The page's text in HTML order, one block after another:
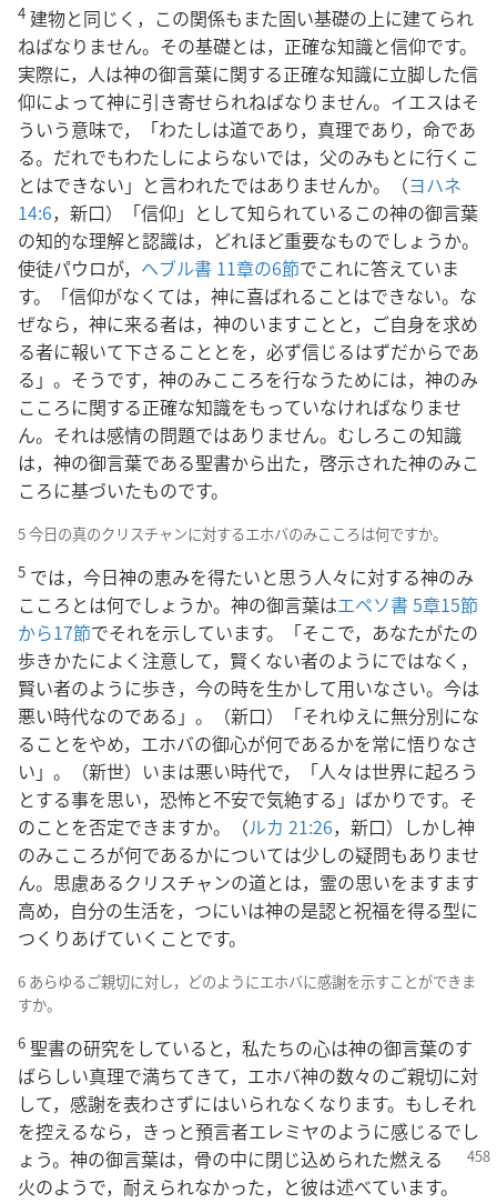
4 建物と同じく，この関係もまた固い基礎の上に建てられ
ねばなりません。その基礎とは，正確な知識と信仰です。
実際に，人は神の御言葉に関する正確な知識に立脚した信
仰によって神に引き寄せられねばなりません。イエスはそ
ういう意味で，「わたしは道であり，真理であり，命であ
る。だれでもわたしによらないでは，父のみもとに行くこ
とはできない」と言われたではありませんか。（ヨハネ
14:6，新口）「信仰」として知られているこの神の御言葉
の知的な理解と認識は，どれほど重要なものでしょうか。
使徒パウロが， ヘブル書 11章の6節でこれに答えていま
す。「信仰がなくては，神に喜ばれることはできない。な
ぜなら，神に来る者は，神のいますことと，ご自身を求め
る者に報いて下さることとを，必ず信じるはずだからであ
る」。そうです，神のみこころを行なうためには，神のみ
こころに関する正確な知識をもっていなければなりませ
ん。それは感情の問題ではありません。むしろこの知識
は，神の御言葉である聖書から出た，啓示された神のみこ
ころに基づいたものです。
5 今日の真のクリスチャンに対するエホバのみこころは何ですか。
5 では，今日神の恵みを得たいと思う人々に対する神のみ
こころとは何でしょうか。神の御言葉はエペソ書 5章15節
から17節でそれを示しています。「そこで，あなたがたの
歩きかたによく注意して，賢くない者のようにではなく，
賢い者のように歩き，今の時を生かして用いなさい。今は
悪い時代なのである」。（新口）「それゆえに無分別にな
ることをやめ，エホバの御心が何であるかを常に悟りなさ
い」。（新世）いまは悪い時代で，「人々は世界に起ろう
とする事を思い，恐怖と不安で気絶する」ばかりです。そ
のことを否定できますか。（ルカ 21:26，新口）しかし神
のみこころが何であるかについては少しの疑問もありませ
ん。思慮あるクリスチャンの道とは，霊の思いをますます
高め，自分の生活を，つにいは神の是認と祝福を得る型に
つくりあげていくことです。
6 あらゆるご親切に対し，どのようにエホバに感謝を示すことができま
すか。
6 聖書の研究をしていると，私たちの心は神の御言葉のす
ばらしい真理で満ちてきて，エホバ神の数々のご親切に対
して，感謝を表わさずにはいられなくなります。もしそれ
を控えるなら，きっと預言者エレミヤのように感じるでし
ょう。神の御言葉は，骨の中に閉じ込められた燃える
火のようで，耐えられなかった，と彼は述べています。